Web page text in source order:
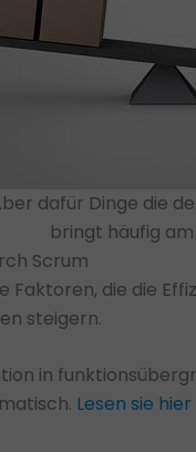
dafür Dinge die
bringt häufig
Scrum
Faktoren, die die
steigern.
in
Lesen sie